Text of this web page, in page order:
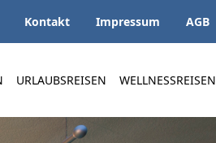
Kontakt Impressum AGB
URLAUBSREISEN WELLNESSREISEN